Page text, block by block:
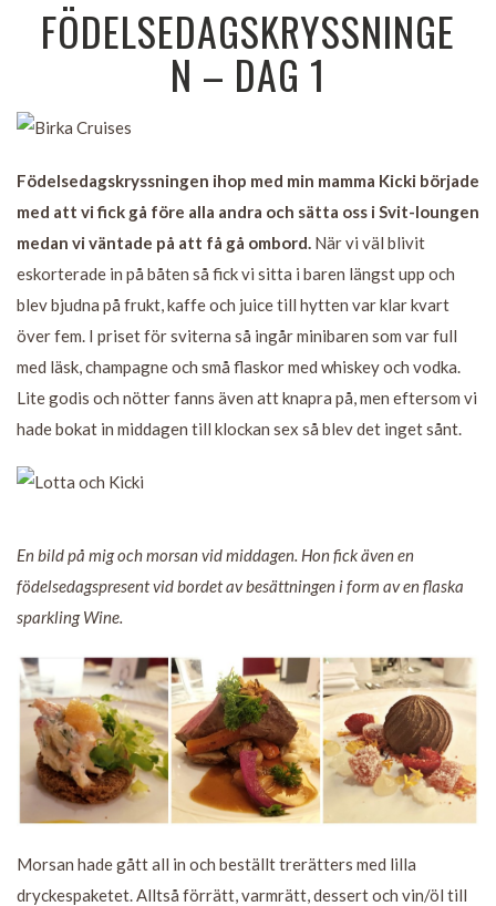
FÖDELSEDAGSKRYSSNINGE
N – DAG 1
Födelsedagskryssningen ihop med min mamma Kicki började
med att vi fick gå före alla andra och sätta oss i Svit-loungen
medan vi väntade på att få gå ombord. När vi väl blivit
eskorterade in på båten så fick vi sitta i baren längst upp och
blev bjudna på frukt, kaffe och juice till hytten var klar kvart
över fem. I priset för sviterna så ingår minibaren som var full
med läsk, champagne och små flaskor med whiskey och vodka.
Lite godis och nötter fanns även att knapra på, men eftersom vi
hade bokat in middagen till klockan sex så blev det inget sånt.
En bild på mig och morsan vid middagen. Hon fick även en
födelsedagspresent vid bordet av besättningen i form av en flaska
sparkling Wine.
Morsan hade gått all in och beställt trerätters med lilla
dryckespaketet. Alltså förrätt, varmrätt, dessert och vin/öl till